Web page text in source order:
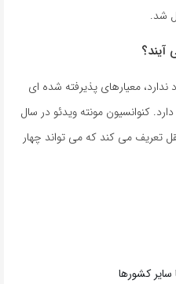
شد.
معیارهای پذیرفته شده ای
کنوانسیون مونته ویدئو در سال
تعریف می کند که می تواند چهار
سایر کشورها